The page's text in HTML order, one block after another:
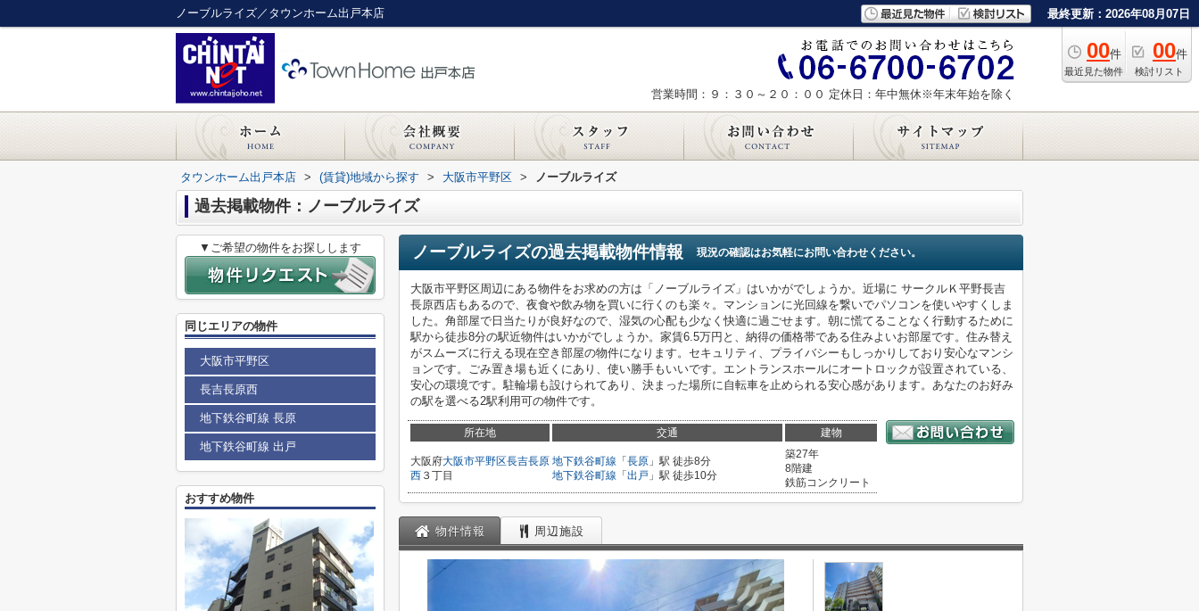
ノーブルライズ／タウンホーム出戸本店 最終更新：2026年08月07日
00件
最近見た物件
00件
検討リスト
営業時間：９：３０～２０：００ 定休日：年中無休※年末年始を除く
タウンホーム出戸本店 > (賃貸)地域から探す > 大阪市平野区 > ノーブルライズ
過去掲載物件：ノーブルライズ
ノーブルライズの過去掲載物件情報 現況の確認はお気軽にお問い合わせください。
大阪市平野区周辺にある物件をお求めの方は「ノーブルライズ」はいかがでしょうか。近場に サークルＫ平野長吉
長原西店もあるので、夜食や飲み物を買いに行くのも楽々。マンションに光回線を繋いでパソコンを使いやすくしま
した。角部屋で日当たりが良好なので、湿気の心配も少なく快適に過ごせます。朝に慌てることなく行動するために
駅から徒歩8分の駅近物件はいかがでしょうか。家賃6.5万円と、納得の価格帯である住みよいお部屋です。住み替え
がスムーズに行える現在空き部屋の物件になります。セキュリティ、プライバシーもしっかりしており安心なマンシ
ョンです。ごみ置き場も近くにあり、使い勝手もいいです。エントランスホールにオートロックが設置されている、
安心の環境です。駐輪場も設けられてあり、決まった場所に自転車を止められる安心感があります。あなたのお好み
の駅を選べる2駅利用可の物件です。
所在地 交通 建物
大阪府大阪市平野区長吉長原
西 ３丁目
地下鉄谷町線 「 長原 」駅 徒歩8分
地下鉄谷町線 「 出戸 」駅 徒歩10分
築27年
8階建
鉄筋コンクリート
物件情報 周辺施設
▼ご希望の物件をお探しします
同じエリアの物件
大阪市平野区
長吉長原西
地下鉄谷町線 長原
地下鉄谷町線 出戸
おすすめ物件